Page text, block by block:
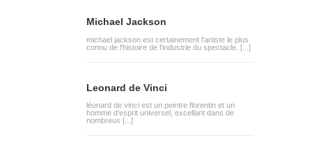
Michael Jackson
michael jackson est certainement l'artiste le plus
connu de l'histoire de l'industrie du spectacle. [...]
Leonard de Vinci
léonard de vinci est un peintre florentin et un
homme d'esprit universel, excellant dans de
nombreux [...]